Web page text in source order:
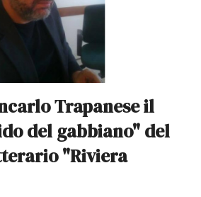
Trapanese il
del gabbiano" del
"Riviera